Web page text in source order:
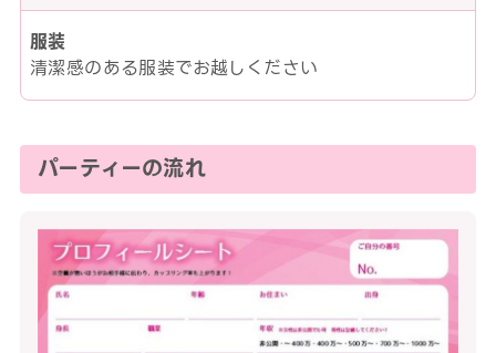
服装
清潔感のある服装でお越しください
パーティーの流れ